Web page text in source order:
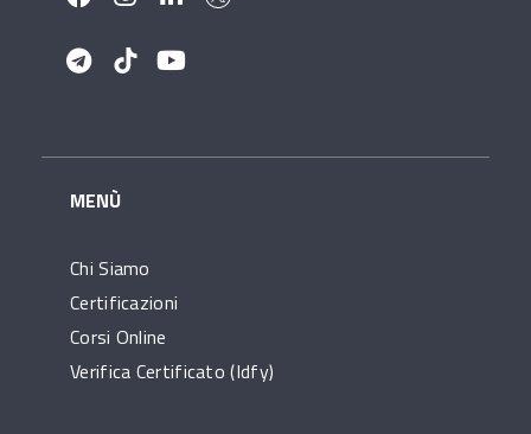
MENÙ
Chi Siamo
Certificazioni
Corsi Online
Verifica Certificato (idfy)